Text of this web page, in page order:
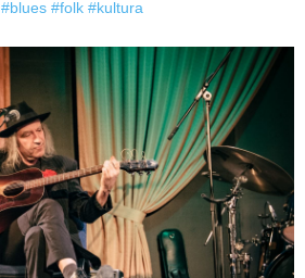
#blues #folk #kultura